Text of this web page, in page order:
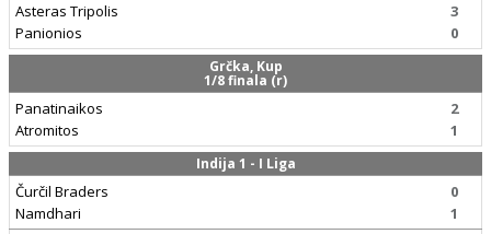
Asteras Tripolis
Panionios
3
0
Grčka, Kup
1/8 finala (r)
Panatinaikos
Atromitos
2
1
Indija 1 - I Liga
Čurčil Braders
Namdhari
0
1